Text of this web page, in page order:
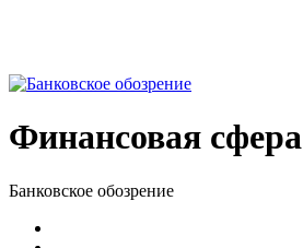
Финансовая сфера
Банковское обозрение